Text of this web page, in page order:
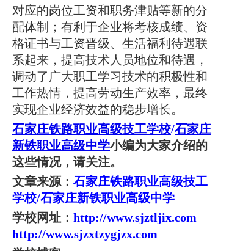
对应的岗位工资和职务津贴等新的分
配体制；有利于企业将考核成绩、资
格证书与工资晋级、生活福利待遇联
系起来，提高技术人员地位和待遇，
调动了广大职工学习技术的积极性和
工作热情，提高劳动生产效率，最终
实现企业经济效益的稳步增长。
石家庄铁路职业高级技工学校/石家庄
新铁职业高级中学小编为大家介绍的
这些情况，请关注。
文章来源： 石家庄铁路职业高级技工
学校/石家庄新铁职业高级中学
学校网址： http://www.sjztljix.com
http://www.sjzxtzygjzx.com